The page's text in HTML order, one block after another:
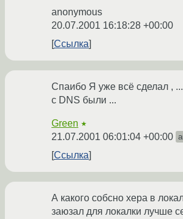
anonymous
20.07.2001 16:18:28 +00:00
Ссылка
Спаибо Я уже всё сделал ,
с DNS были ...
Green ★
21.07.2001 06:01:04 +00:00
Ссылка
А какого собсно хера в
заюзал для локалки лучше